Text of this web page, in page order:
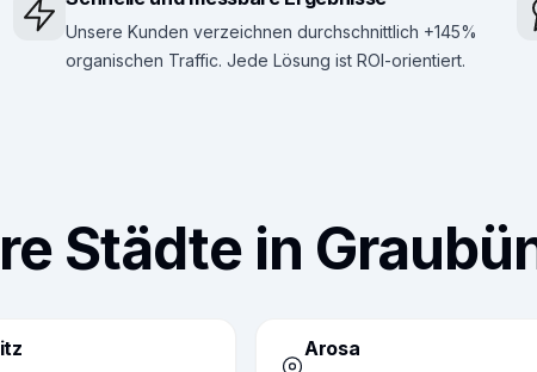
Unsere Kunden verzeichnen durchschnittlich +145%
organischen Traffic. Jede Lösung ist ROI-orientiert.
Städte in
Arosa